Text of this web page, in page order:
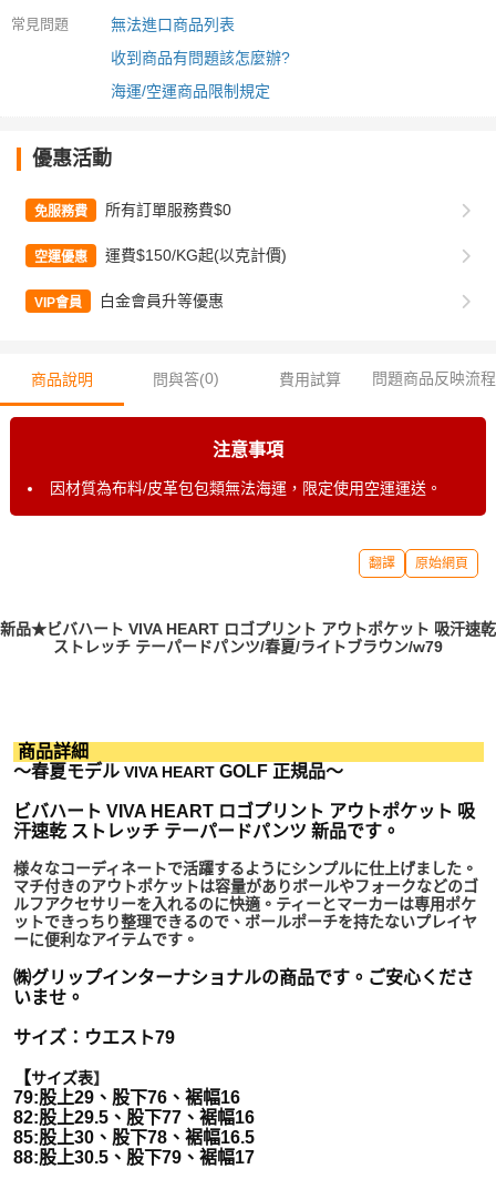
常見問題
無法進口商品列表
收到商品有問題該怎麼辦?
海運/空運商品限制規定
優惠活動
免服務費 所有訂單服務費$0
空運優惠 運費$150/KG起(以克計價)
VIP會員 白金會員升等優惠
商品說明 問與答(0) 費用試算 問題商品反映流程
注意事項
因材質為布料/皮革包包類無法海運，限定使用空運運送。
翻譯 原始網頁
新品★ビバハート VIVA HEART ロゴプリント アウトポケット 吸汗速乾
ストレッチ テーパードパンツ/春夏/ライトブラウン/w79
商品詳細
～春夏モデル VIVA HEARTGOLF 正規品～
ビバハート VIVA HEART ロゴプリント アウトポケット 吸
汗速乾 ストレッチ テーパードパンツ 新品です。
様々なコーディネートで活躍するようにシンプルに仕上げました。
マチ付きのアウトポケットは容量がありボールやフォークなどのゴ
ルフアクセサリーを入れるのに快適。ティーとマーカーは専用ポケ
ットできっちり整理できるので、ボールポーチを持たないプレイヤ
ーに便利なアイテムです。
㈱グリップインターナショナルの商品です。ご安心くださ
いませ。
サイズ：ウエスト79
【サイズ表】
79:股上29、股下76、裾幅16
82:股上29.5、股下77、裾幅16
85:股上30、股下78、裾幅16.5
88:股上30.5、股下79、裾幅17